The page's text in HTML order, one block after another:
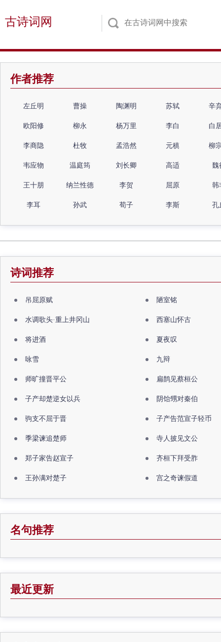
古诗词网
作者推荐
左丘明 曹操 陶渊明 苏轼 辛
欧阳修 柳永 杨万里 李白 白
李商隐 杜牧 孟浩然 元稹 柳
韦应物 温庭筠 刘长卿 高适 魏
王十朋 纳兰性德 李贺 屈原 韩
李耳 孙武 荀子 李斯 孔
诗词推荐
吊屈原赋 陋室铭
水调歌头·重上井冈山 西塞山怀古
将进酒 夏夜叹
咏雪 九辩
师旷撞晋平公 扁鹊见蔡桓公
子产却楚逆女以兵 阴饴甥对秦伯
驹支不屈于晋 子产告范宣子轻币
季梁谏追楚师 寺人披见文公
郑子家告赵宣子 齐桓下拜受胙
王孙满对楚子 宫之奇谏假道
名句推荐
最近更新